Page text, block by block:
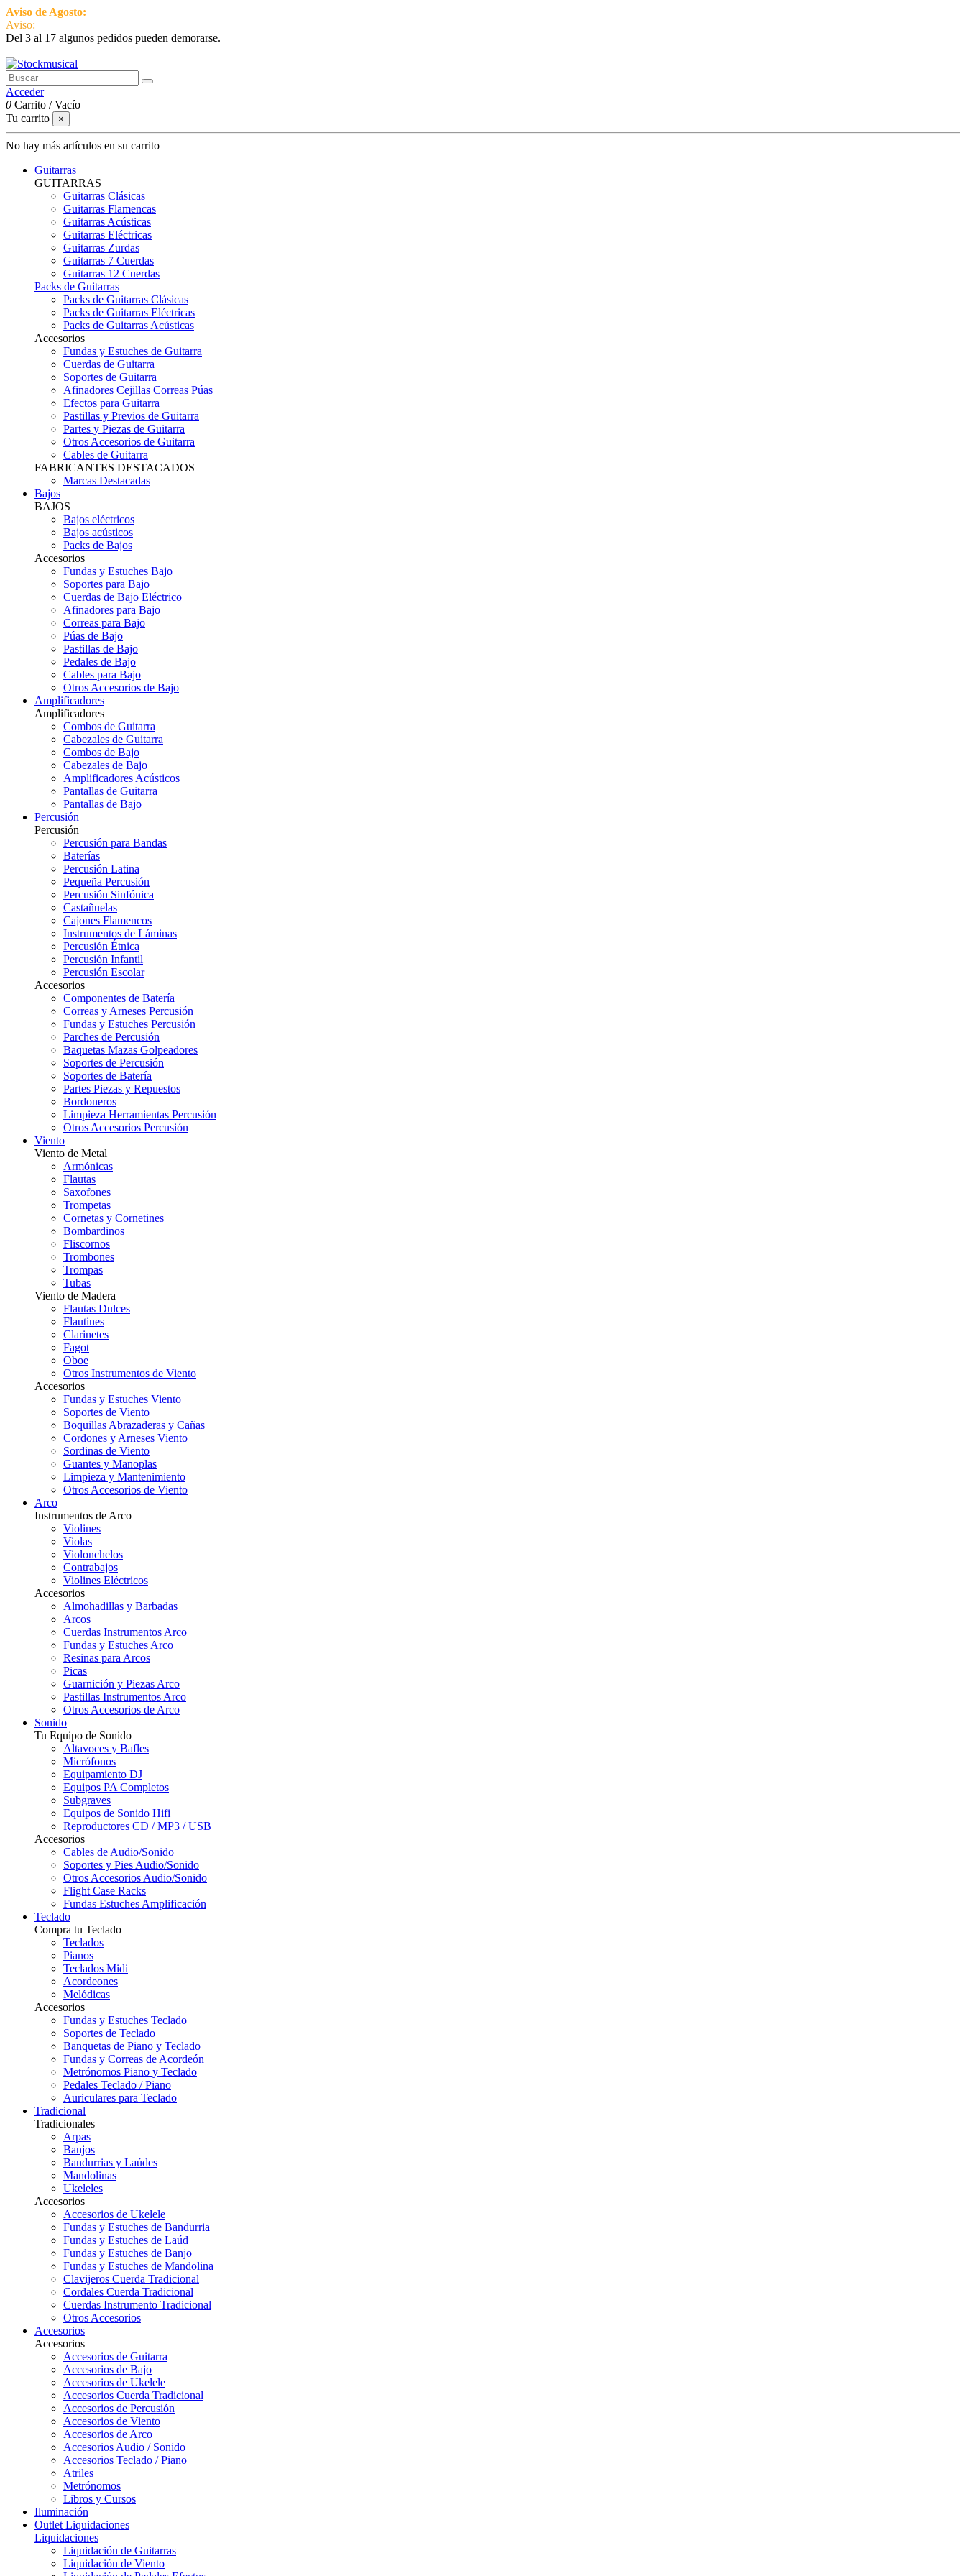
Aviso de Agosto:
Aviso:
Del 3 al 17 algunos pedidos pueden demorarse.
Acceder
0 Carrito /Vacío
Tu carrito
×
No hay más artículos en su carrito
Guitarras
GUITARRAS
Guitarras Clásicas
Guitarras Flamencas
Guitarras Acústicas
Guitarras Eléctricas
Guitarras Zurdas
Guitarras 7 Cuerdas
Guitarras 12 Cuerdas
Packs de Guitarras
Packs de Guitarras Clásicas
Packs de Guitarras Eléctricas
Packs de Guitarras Acústicas
Accesorios
Fundas y Estuches de Guitarra
Cuerdas de Guitarra
Soportes de Guitarra
Afinadores Cejillas Correas Púas
Efectos para Guitarra
Pastillas y Previos de Guitarra
Partes y Piezas de Guitarra
Otros Accesorios de Guitarra
Cables de Guitarra
FABRICANTES DESTACADOS
Marcas Destacadas
Bajos
BAJOS
Bajos eléctricos
Bajos acústicos
Packs de Bajos
Accesorios
Fundas y Estuches Bajo
Soportes para Bajo
Cuerdas de Bajo Eléctrico
Afinadores para Bajo
Correas para Bajo
Púas de Bajo
Pastillas de Bajo
Pedales de Bajo
Cables para Bajo
Otros Accesorios de Bajo
Amplificadores
Amplificadores
Combos de Guitarra
Cabezales de Guitarra
Combos de Bajo
Cabezales de Bajo
Amplificadores Acústicos
Pantallas de Guitarra
Pantallas de Bajo
Percusión
Percusión
Percusión para Bandas
Baterías
Percusión Latina
Pequeña Percusión
Percusión Sinfónica
Castañuelas
Cajones Flamencos
Instrumentos de Láminas
Percusión Étnica
Percusión Infantil
Percusión Escolar
Accesorios
Componentes de Batería
Correas y Arneses Percusión
Fundas y Estuches Percusión
Parches de Percusión
Baquetas Mazas Golpeadores
Soportes de Percusión
Soportes de Batería
Partes Piezas y Repuestos
Bordoneros
Limpieza Herramientas Percusión
Otros Accesorios Percusión
Viento
Viento de Metal
Armónicas
Flautas
Saxofones
Trompetas
Cornetas y Cornetines
Bombardinos
Fliscornos
Trombones
Trompas
Tubas
Viento de Madera
Flautas Dulces
Flautines
Clarinetes
Fagot
Oboe
Otros Instrumentos de Viento
Accesorios
Fundas y Estuches Viento
Soportes de Viento
Boquillas Abrazaderas y Cañas
Cordones y Arneses Viento
Sordinas de Viento
Guantes y Manoplas
Limpieza y Mantenimiento
Otros Accesorios de Viento
Arco
Instrumentos de Arco
Violines
Violas
Violonchelos
Contrabajos
Violines Eléctricos
Accesorios
Almohadillas y Barbadas
Arcos
Cuerdas Instrumentos Arco
Fundas y Estuches Arco
Resinas para Arcos
Picas
Guarnición y Piezas Arco
Pastillas Instrumentos Arco
Otros Accesorios de Arco
Sonido
Tu Equipo de Sonido
Altavoces y Bafles
Micrófonos
Equipamiento DJ
Equipos PA Completos
Subgraves
Equipos de Sonido Hifi
Reproductores CD / MP3 / USB
Accesorios
Cables de Audio/Sonido
Soportes y Pies Audio/Sonido
Otros Accesorios Audio/Sonido
Flight Case Racks
Fundas Estuches Amplificación
Teclado
Compra tu Teclado
Teclados
Pianos
Teclados Midi
Acordeones
Melódicas
Accesorios
Fundas y Estuches Teclado
Soportes de Teclado
Banquetas de Piano y Teclado
Fundas y Correas de Acordeón
Metrónomos Piano y Teclado
Pedales Teclado / Piano
Auriculares para Teclado
Tradicional
Tradicionales
Arpas
Banjos
Bandurrias y Laúdes
Mandolinas
Ukeleles
Accesorios
Accesorios de Ukelele
Fundas y Estuches de Bandurria
Fundas y Estuches de Laúd
Fundas y Estuches de Banjo
Fundas y Estuches de Mandolina
Clavijeros Cuerda Tradicional
Cordales Cuerda Tradicional
Cuerdas Instrumento Tradicional
Otros Accesorios
Accesorios
Accesorios
Accesorios de Guitarra
Accesorios de Bajo
Accesorios de Ukelele
Accesorios Cuerda Tradicional
Accesorios de Percusión
Accesorios de Viento
Accesorios de Arco
Accesorios Audio / Sonido
Accesorios Teclado / Piano
Atriles
Metrónomos
Libros y Cursos
Iluminación
Outlet Liquidaciones
Liquidaciones
Liquidación de Guitarras
Liquidación de Viento